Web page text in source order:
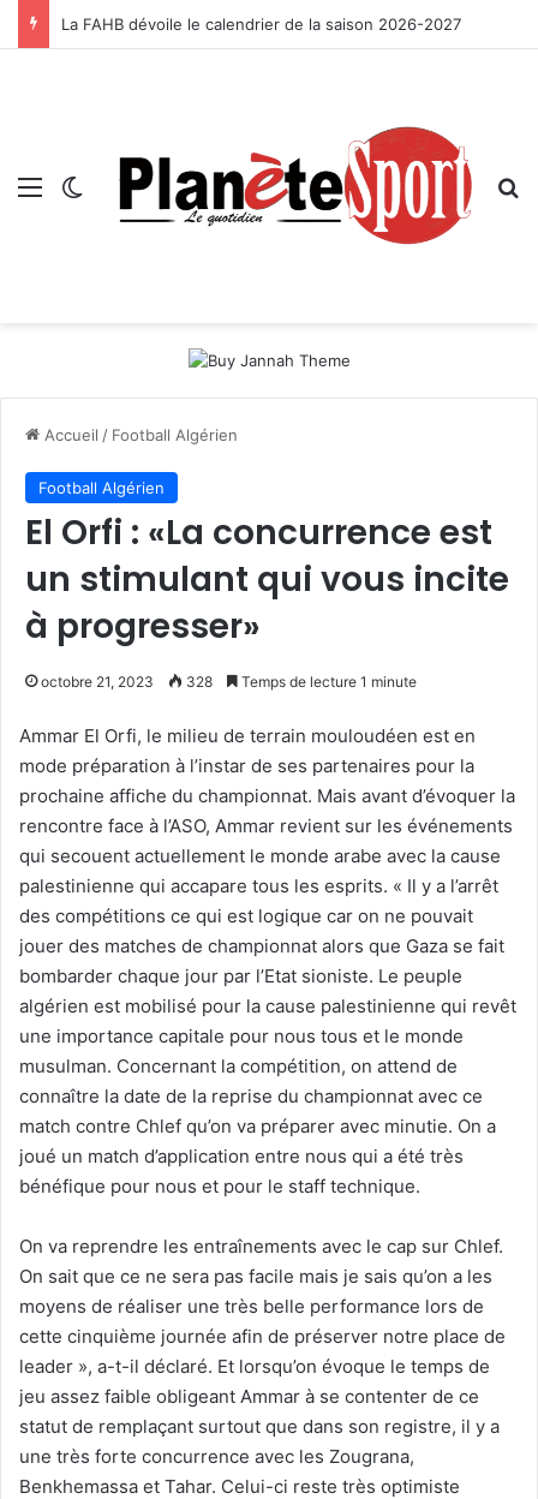
La FAHB dévoile le calendrier de la saison 2026-2027
Menu Switch skin
Accueil / Football Algérien
Football Algérien
El Orfi : «La concurrence est
un stimulant qui vous incite
à progresser»
octobre 21, 2023 328 Temps de lecture 1 minute
Ammar El Orfi, le milieu de terrain mouloudéen est en
mode préparation à l’instar de ses partenaires pour la
prochaine affiche du championnat. Mais avant d’évoquer la
rencontre face à l’ASO, Ammar revient sur les événements
qui secouent actuellement le monde arabe avec la cause
palestinienne qui accapare tous les esprits. « Il y a l’arrêt
des compétitions ce qui est logique car on ne pouvait
jouer des matches de championnat alors que Gaza se fait
bombarder chaque jour par l’Etat sioniste. Le peuple
algérien est mobilisé pour la cause palestinienne qui revêt
une importance capitale pour nous tous et le monde
musulman. Concernant la compétition, on attend de
connaître la date de la reprise du championnat avec ce
match contre Chlef qu’on va préparer avec minutie. On a
joué un match d’application entre nous qui a été très
bénéfique pour nous et pour le staff technique.
On va reprendre les entraînements avec le cap sur Chlef.
On sait que ce ne sera pas facile mais je sais qu’on a les
moyens de réaliser une très belle performance lors de
cette cinquième journée afin de préserver notre place de
leader », a-t-il déclaré. Et lorsqu’on évoque le temps de
jeu assez faible obligeant Ammar à se contenter de ce
statut de remplaçant surtout que dans son registre, il y a
une très forte concurrence avec les Zougrana,
Benkhemassa et Tahar. Celui-ci reste très optimiste